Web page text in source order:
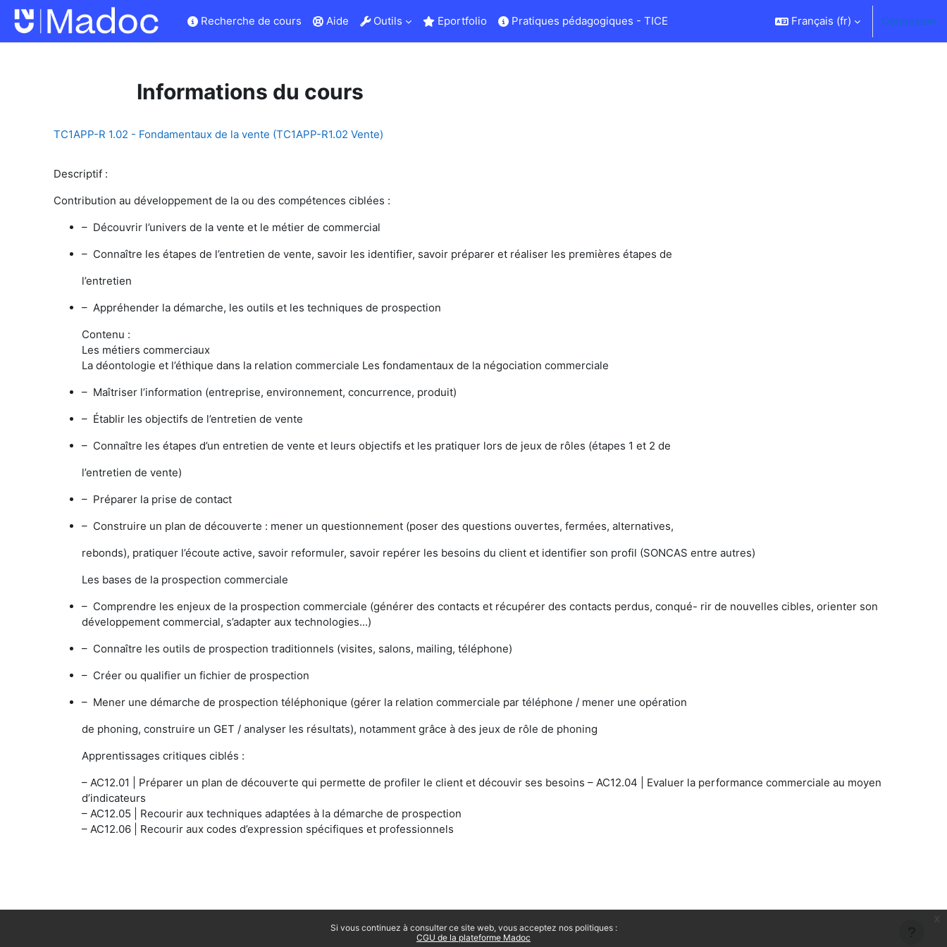
Passer au contenu principal
Si vous continuez à consulter ce site web, vous acceptez nos politiques :
CGU de la plateforme Madoc
Recherche de cours Aide Outils Eportfolio Pratiques pédagogiques - TICE Français ‎(fr)‎ Connexion
Informations du cours
TC1APP-R 1.02 - Fondamentaux de la vente (TC1APP-R1.02 Vente)
Descriptif :
Contribution au développement de la ou des compétences ciblées :
– Découvrir l’univers de la vente et le métier de commercial
– Connaître les étapes de l’entretien de vente, savoir les identifier, savoir préparer et réaliser les premières étapes de
l’entretien
– Appréhender la démarche, les outils et les techniques de prospection
Contenu :
Les métiers commerciaux
La déontologie et l’éthique dans la relation commerciale Les fondamentaux de la négociation commerciale
– Maîtriser l’information (entreprise, environnement, concurrence, produit)
– Établir les objectifs de l’entretien de vente
– Connaître les étapes d’un entretien de vente et leurs objectifs et les pratiquer lors de jeux de rôles (étapes 1 et 2 de
l’entretien de vente)
– Préparer la prise de contact
– Construire un plan de découverte : mener un questionnement (poser des questions ouvertes, fermées, alternatives,
rebonds), pratiquer l’écoute active, savoir reformuler, savoir repérer les besoins du client et identifier son profil (SONCAS entre autres)
Les bases de la prospection commerciale
– Comprendre les enjeux de la prospection commerciale (générer des contacts et récupérer des contacts perdus, conqué- rir de nouvelles cibles, orienter son
développement commercial, s’adapter aux technologies...)
– Connaître les outils de prospection traditionnels (visites, salons, mailing, téléphone)
– Créer ou qualifier un fichier de prospection
– Mener une démarche de prospection téléphonique (gérer la relation commerciale par téléphone / mener une opération
de phoning, construire un GET / analyser les résultats), notamment grâce à des jeux de rôle de phoning
Apprentissages critiques ciblés :
– AC12.01 | Préparer un plan de découverte qui permette de profiler le client et découvir ses besoins – AC12.04 | Evaluer la performance commerciale au moyen
d’indicateurs
– AC12.05 | Recourir aux techniques adaptées à la démarche de prospection
– AC12.06 | Recourir aux codes d’expression spécifiques et professionnels